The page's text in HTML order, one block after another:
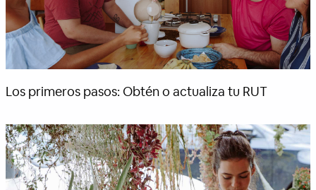
Los primeros pasos: Obtén o actualiza tu RUT